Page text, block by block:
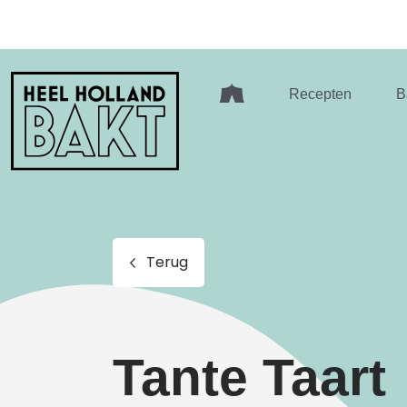
Heel
Holland
Bakt
Recepten
Terug
Tante Taart